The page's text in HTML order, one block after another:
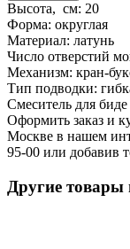
Высота, см: 20
Форма: округлая
Материал: латунь
Число отверстий
Механизм: кран-
Тип подводки:
Смеситель для
Оформить заказ и
Москве в нашем
95-00 или добавив
Другие товары